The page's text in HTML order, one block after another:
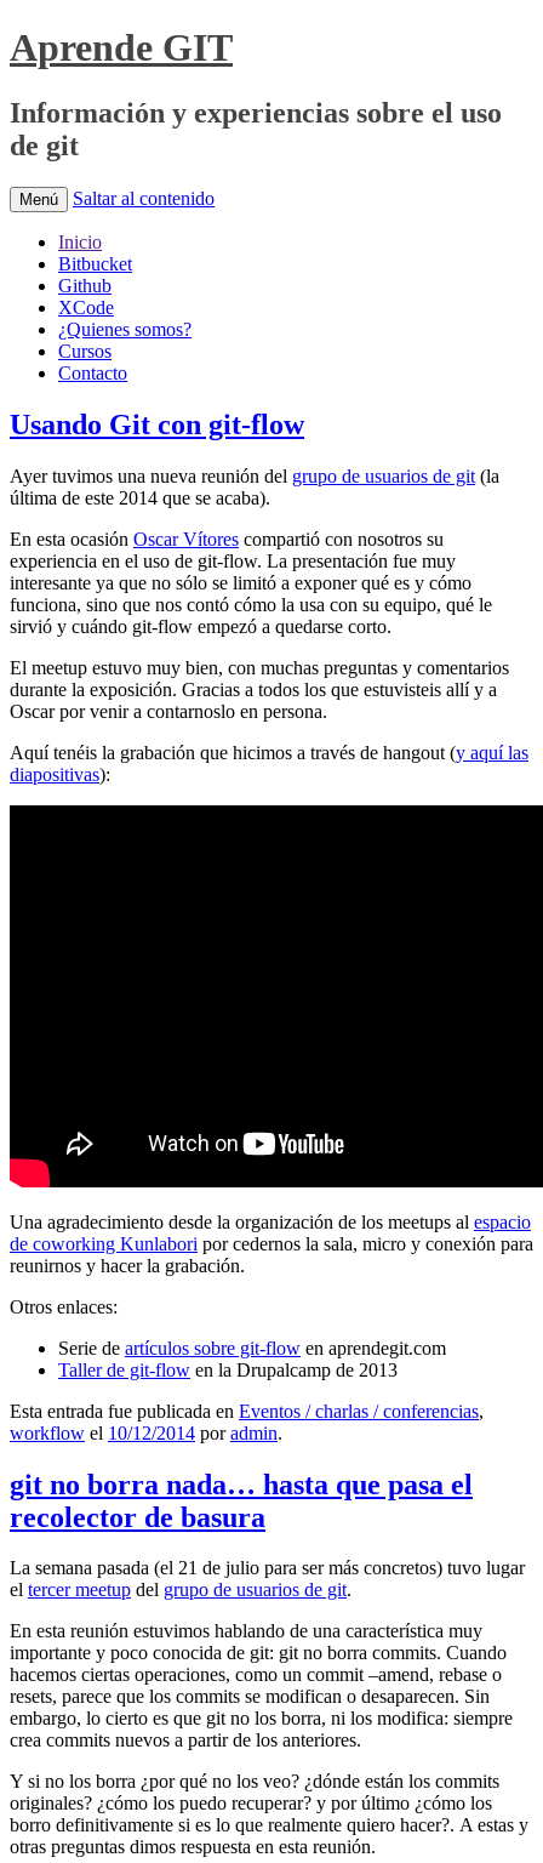
Aprende GIT
Información y experiencias sobre el uso
de git
Menú Saltar al contenido
Inicio
Bitbucket
Github
XCode
¿Quienes somos?
Cursos
Contacto
Usando Git con git-flow
Ayer tuvimos una nueva reunión del grupo de usuarios de git (la
última de este 2014 que se acaba).
En esta ocasión Oscar Vítores compartió con nosotros su
experiencia en el uso de git-flow. La presentación fue muy
interesante ya que no sólo se limitó a exponer qué es y cómo
funciona, sino que nos contó cómo la usa con su equipo, qué le
sirvió y cuándo git-flow empezó a quedarse corto.
El meetup estuvo muy bien, con muchas preguntas y comentarios
durante la exposición. Gracias a todos los que estuvisteis allí y a
Oscar por venir a contarnoslo en persona.
Aquí tenéis la grabación que hicimos a través de hangout (y aquí las
diapositivas):
Una agradecimiento desde la organización de los meetups al espacio
de coworking Kunlabori por cedernos la sala, micro y conexión para
reunirnos y hacer la grabación.
Otros enlaces:
Serie de artículos sobre git-flow en aprendegit.com
Taller de git-flow en la Drupalcamp de 2013
Esta entrada fue publicada en Eventos / charlas / conferencias,
workflow el 10/12/2014 poradmin.
git no borra nada… hasta que pasa el
recolector de basura
La semana pasada (el 21 de julio para ser más concretos) tuvo lugar
el tercer meetup del grupo de usuarios de git.
En esta reunión estuvimos hablando de una característica muy
importante y poco conocida de git: git no borra commits. Cuando
hacemos ciertas operaciones, como un commit –amend, rebase o
resets, parece que los commits se modifican o desaparecen. Sin
embargo, lo cierto es que git no los borra, ni los modifica: siempre
crea commits nuevos a partir de los anteriores.
Y si no los borra ¿por qué no los veo? ¿dónde están los commits
originales? ¿cómo los puedo recuperar? y por último ¿cómo los
borro definitivamente si es lo que realmente quiero hacer?. A estas y
otras preguntas dimos respuesta en esta reunión.